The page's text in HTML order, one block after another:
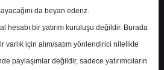
A- A+
da beyan ederiz.
hesabı bir yatırım kuruluşu değildir. Burada
için alım/satım yönlendirici nitelikte
paylaşımlar değildir, sadece yatırımcıların